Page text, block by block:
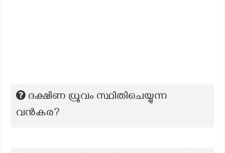
ദക്ഷിണ ധ്രുവം സ്ഥിതിചെയ്യുന്ന
വൻകര?